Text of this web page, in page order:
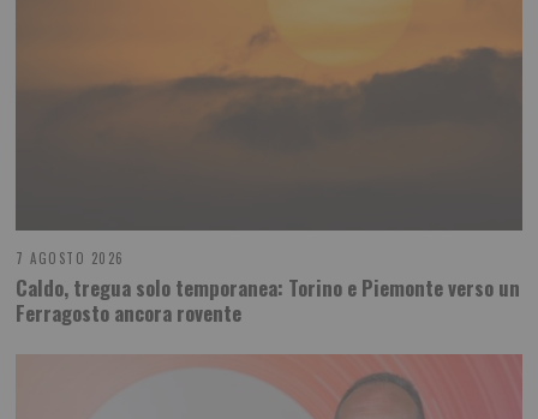
7 AGOSTO 2026
Caldo, tregua solo temporanea: Torino e Piemonte verso un
Ferragosto ancora rovente